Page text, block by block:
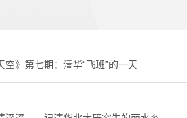
空》第七期：清华“飞班”的一天